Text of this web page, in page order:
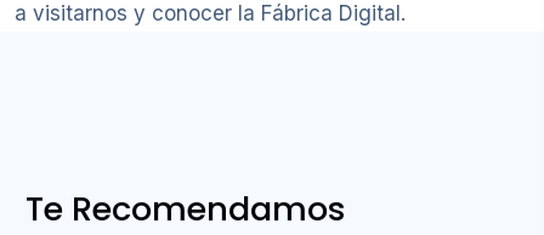
a visitarnos y conocer la Fábrica Digital.
Te Recomendamos